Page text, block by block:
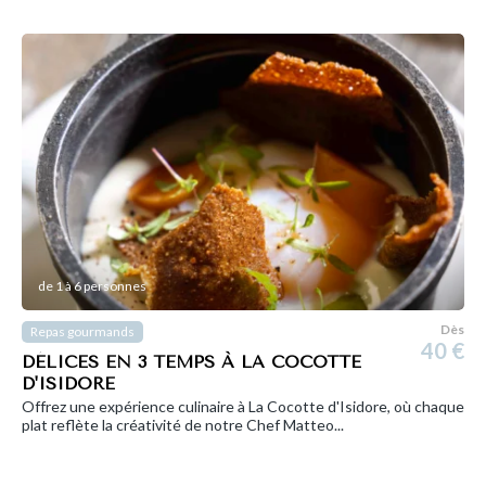
de 1 à 6 personnes
Repas gourmands
DÉLICES EN 3 TEMPS À LA COCOTTE
D'ISIDORE
Dès
40 €
Offrez une expérience culinaire à La Cocotte d'Isidore, où chaque
plat reflète la créativité de notre Chef Matteo...